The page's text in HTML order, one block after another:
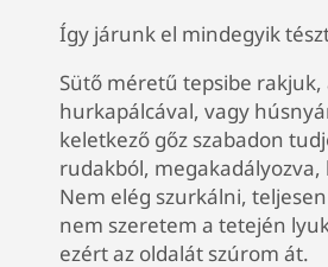
Így járunk el mindegyik
Sütő méretű tepsibe
hurkapálcával, vagy
keletkező gőz szabadon
rudakból,
Nem elég szurkálni,
nem szeretem a tetején
ezért az oldalát szúrom át.